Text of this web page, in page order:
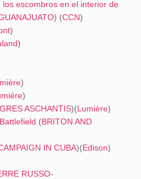
escombros en el interior de
) (CCN)
)
)
)
)
ASCHANTIS)(Lumière)
(BRITON AND
IN CUBA)(Edison)
RUSSO-